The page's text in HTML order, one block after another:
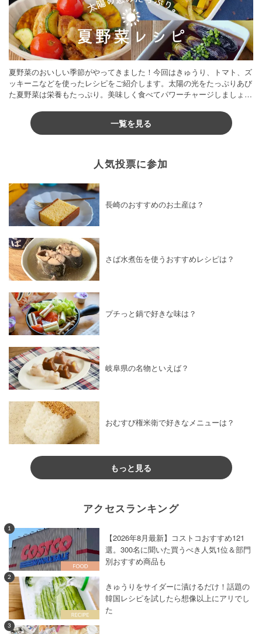
夏野菜のおいしい季節がやってきました！今回はきゅうり、トマト、ズ
ッキーニなどを使ったレシピをご紹介します。太陽の光をたっぷりあび
た夏野菜は栄養もたっぷり。美味しく食べてパワーチャージしましょう
一覧を見る
人気投票に参加
長崎のおすすめのお土産は？
さば水煮缶を使うおすすめレシピは？
プチっと鍋で好きな味は？
岐阜県の名物といえば？
おむすび権米衛で好きなメニューは？
もっと見る
アクセスランキング
1
【2026年8月最新】コストコおすすめ121
選。300名に聞いた買うべき人気1位＆部門
別おすすめ商品も
2
きゅうりをサイダーに漬けるだけ！話題の
韓国レシピを試したら想像以上にアリでし
た
3